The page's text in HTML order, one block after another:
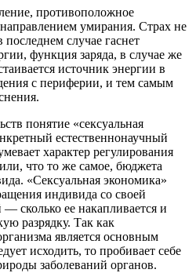
противоположное
направлением умирания. Страх не
случае гаснет
функция заряда, в случае же
источник энергии в
с периферии, и тем самым
понятие «сексуальная
естественнонаучный
характер регулирования
что то же самое, бюджета
«Сексуальная экономика»
индивида со своей
сколько ее накапливается и
разрядку. Так как
является основным
исходить, то пробивает себе
заболеваний органов.